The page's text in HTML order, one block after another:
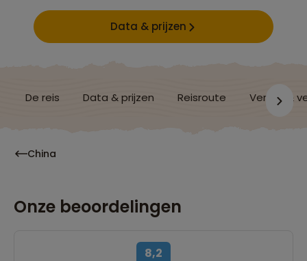
Data & prijzen
De reis Data & prijzen Reisroute Verblijf &
China
Onze beoordelingen
8,2